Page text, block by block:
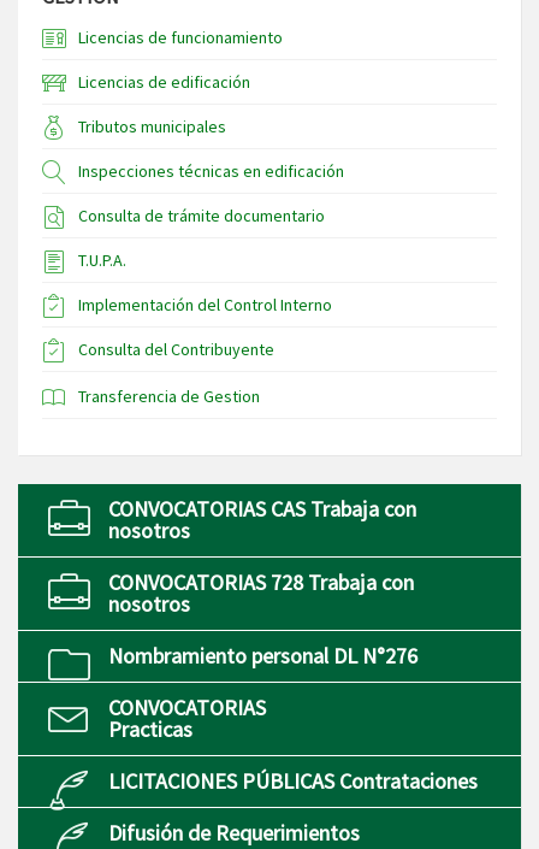
Licencias de funcionamiento
Licencias de edificación
Tributos municipales
Inspecciones técnicas en edificación
Consulta de trámite documentario
T.U.P.A.
Implementación del Control Interno
Consulta del Contribuyente
Transferencia de Gestion
CONVOCATORIAS CAS Trabaja con
nosotros
CONVOCATORIAS 728 Trabaja con
nosotros
Nombramiento personal DL N°276
CONVOCATORIAS
Practicas
LICITACIONES PÚBLICAS Contrataciones
Difusión de Requerimientos